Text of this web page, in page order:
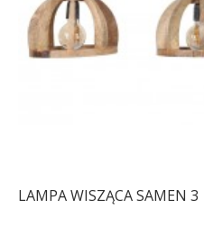
LAMPA WISZĄCA SAMEN 3